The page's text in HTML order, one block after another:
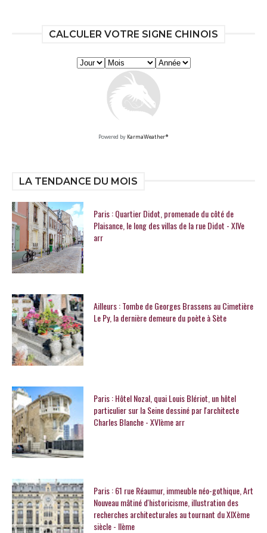
CALCULER VOTRE SIGNE CHINOIS
Powered by KarmaWeather®
LA TENDANCE DU MOIS
Paris : Quartier Didot, promenade du côté de
Plaisance, le long des villas de la rue Didot - XIVe
arr
Ailleurs : Tombe de Georges Brassens au Cimetière
Le Py, la dernière demeure du poète à Sète
Paris : Hôtel Nozal, quai Louis Blériot, un hôtel
particulier sur la Seine dessiné par l'architecte
Charles Blanche - XVIème arr
Paris : 61 rue Réaumur, immeuble néo-gothique, Art
Nouveau mâtiné d'historicisme, illustration des
recherches architecturales au tournant du XIXème
siècle - IIème